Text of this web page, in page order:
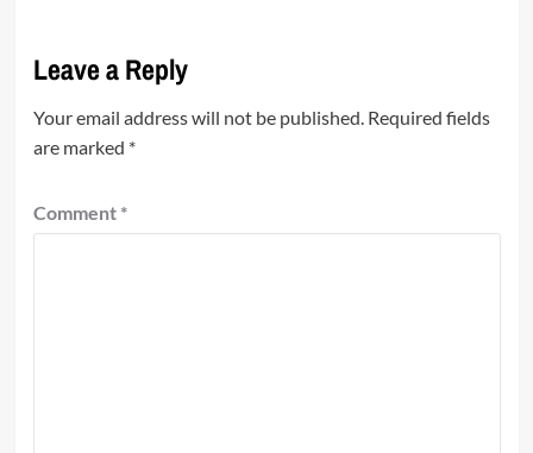
Leave a Reply
Your email address will not be published. Required fields
are marked *
Comment *